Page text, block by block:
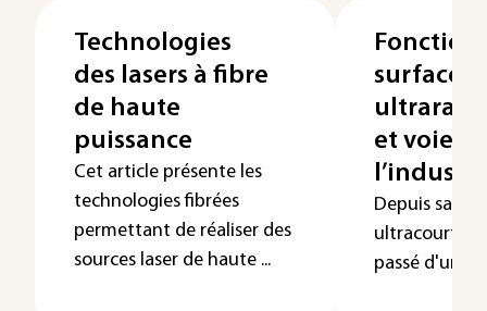
Technologies
des lasers à fibre
de haute
puissance
Cet article présente les
technologies fibrées
permettant de réaliser des
sources laser de haute ...
surface
et voies
Depuis sa
ultracourt de
passé d'un